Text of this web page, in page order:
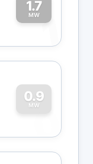
1.7
MW1
0.9
MW
0